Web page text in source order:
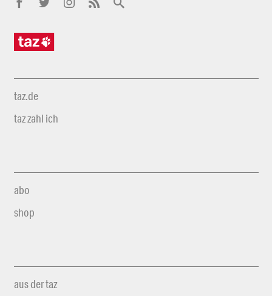
taz.de
taz zahl ich
abo
shop
aus der taz